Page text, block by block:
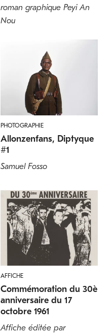
roman graphique Peyi An
Nou
PHOTOGRAPHIE
Allonzenfans, Diptyque
#1
Samuel Fosso
AFFICHE
Commémoration du 30è
anniversaire du 17
octobre 1961
Affiche éditée par
Pig-nosed turtle
POISSONS
Périophtalme
Periophthalmus barbarus